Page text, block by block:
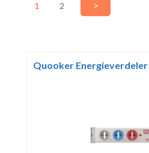
1 2 >
Quooker Energieverdeler